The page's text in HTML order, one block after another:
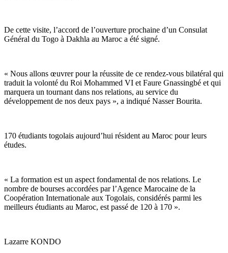
De cette visite, l’accord de l’ouverture prochaine d’un Consulat
Général du Togo à Dakhla au Maroc a été signé.
« Nous allons œuvrer pour la réussite de ce rendez-vous bilatéral qui
traduit la volonté du Roi Mohammed VI et Faure Gnassingbé et qui
marquera un tournant dans nos relations, au service du
développement de nos deux pays », a indiqué Nasser Bourita.
170 étudiants togolais aujourd’hui résident au Maroc pour leurs
études.
« La formation est un aspect fondamental de nos relations. Le
nombre de bourses accordées par l’Agence Marocaine de la
Coopération Internationale aux Togolais, considérés parmi les
meilleurs étudiants au Maroc, est passé de 120 à 170 ».
Lazarre KONDO